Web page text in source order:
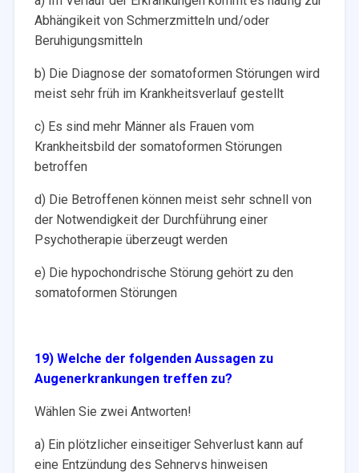
Abhängikeit von Schmerzmitteln und/oder
Beruhigungsmitteln
b) Die Diagnose der somatoformen Störungen wird
meist sehr früh im Krankheitsverlauf gestellt
c) Es sind mehr Männer als Frauen vom
Krankheitsbild der somatoformen Störungen
betroffen
d) Die Betroffenen können meist sehr schnell von
der Notwendigkeit der Durchführung einer
Psychotherapie überzeugt werden
e) Die hypochondrische Störung gehört zu den
somatoformen Störungen
19) Welche der folgenden Aussagen zu
Augenerkrankungen treffen zu?
Wählen Sie zwei Antworten!
a) Ein plötzlicher einseitiger Sehverlust kann auf
eine Entzündung des Sehnervs hinweisen